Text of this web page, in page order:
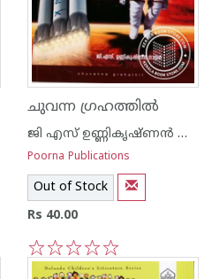
ചുവന്ന ഗ്രഹത്തില്‍
ജി എസ് ഉണ്ണികൃഷ്ണ‌ന്‍ നായര്‍
Poorna Publications
Out of Stock
Rs 40.00
5
4
3
2
1